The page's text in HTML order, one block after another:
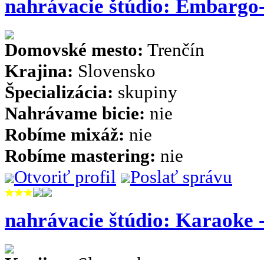
nahrávacie štúdio:
Domovské mesto: Trenčín
Krajina: Slovensko
Špecializácia: skupiny
Nahrávame bicie: nie
Robíme mixáž: nie
Robíme mastering: nie
Otvoriť profil
Poslať správu
nahrávacie štúdio: Karaoke